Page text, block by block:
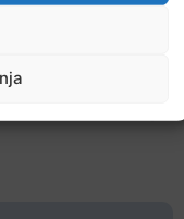
za odnose s